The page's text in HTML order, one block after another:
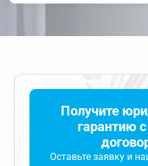
Получите
гарантию
Оставьте заявку и